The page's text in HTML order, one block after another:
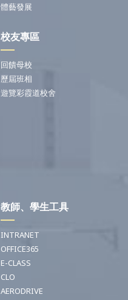
體藝發展
校友專區
回饋母校
歷屆班相
遊覽彩霞道校舍
教師、學生工具
INTRANET
OFFICE365
E-CLASS
CLO
AERODRIVE